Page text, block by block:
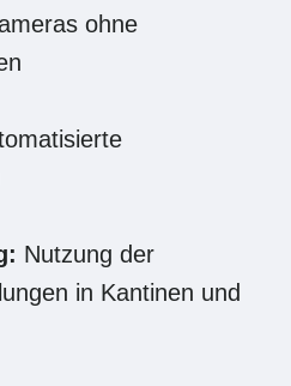
ohne
Nutzung der
in Kantinen und